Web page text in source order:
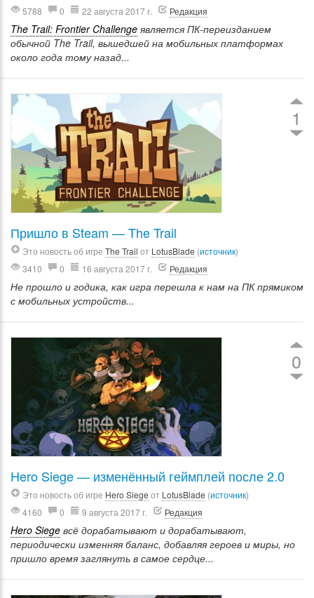
5788
0 22 августа 2017 г. Редакция
The Trail: Frontier Challenge является ПК-переизданием
обычной The Trail, вышедшей на мобильных платформах
около года тому назад...
1
Пришло в Steam — The Trail
Это новость об игре The Trail от LotusBlade (источник)
3410
0 16 августа 2017 г. Редакция
Не прошло и годика, как игра перешла к нам на ПК прямиком
с мобильных устройств...
0
Hero Siege — изменённый геймплей после 2.0
Это новость об игре Hero Siege от LotusBlade (источник)
4160
0 9 августа 2017 г. Редакция
Hero Siege всё дорабатывают и дорабатывают,
периодически изменняя баланс, добавляя героев и миры, но
пришло время заглянуть в самое сердце...